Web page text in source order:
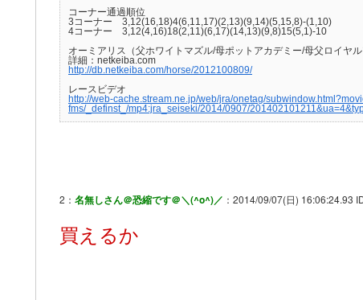
コーナー通過順位
3コーナー 3,12(16,18)4(6,11,17)(2,13)(9,14)(5,15,8)-(1,10)
4コーナー 3,12(4,16)18(2,11)(6,17)(14,13)(9,8)15(5,1)-10
オーミアリス（父ホワイトマズル/母ポットアカデミー/母父ロイヤル
詳細：netkeiba.com
http://db.netkeiba.com/horse/2012100809/
レースビデオ
http://web-cache.stream.ne.jp/web/jra/onetag/
fms/_definst_/mp4:jra_seiseki/2014/0907/
2： 名無しさん＠恐縮です＠＼(^o^)／ ：2014/09/07(日) 16:06:24.93
買えるか